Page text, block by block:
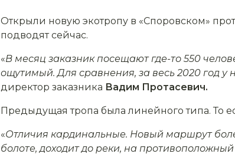
Открыли новую экотропу в «Споровском»
подводят сейчас.
«В месяц заказник посещают где-то 550
ощутимый. Для сравнения, за весь 2020 год у
директор заказника Вадим Протасевич.
Предыдущая тропа была линейного типа. То
«Отличия кардинальные. Новый маршрут
болоте, доходит до реки, на